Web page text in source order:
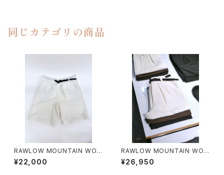
同じカテゴリの商品
RAWLOW MOUNTAIN WOR
KS / HIKER GURKHA PANTS
¥22,000
RAWLOW MOUNTAIN WOR
KS / HIKER BAKER PANTS
¥26,950